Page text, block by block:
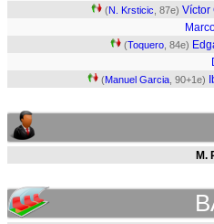
(N. Krsticic , 87e) Víctor
(Toquero , 84e)
(Manuel Garcia , 90+1e)
M.